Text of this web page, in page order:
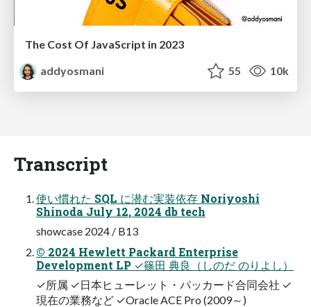
The Cost Of JavaScript in 2023
addyosmani
55 10k
Transcript
使い慣れた SQL に潜む実装依存 Noriyoshi
Shinoda July 12, 2024 db tech
showcase 2024 / B13
© 2024 Hewlett Packard Enterprise
Development LP ✓篠田 典良（しのだ のりよし）
✓所属 ✓日本ヒューレット・パッカード合同会社 ✓
現在の業務など ✓Oracle ACE Pro (2009～)